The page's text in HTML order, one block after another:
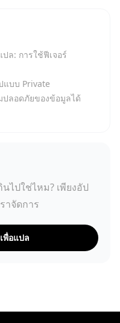
ล: การใช้ฟีเจอร์
แบบ Private
ปลอดภัยของข้อมูลได้
ไปใช่ไหม? เพียงอัป
าจัดการ
พื่อแปล